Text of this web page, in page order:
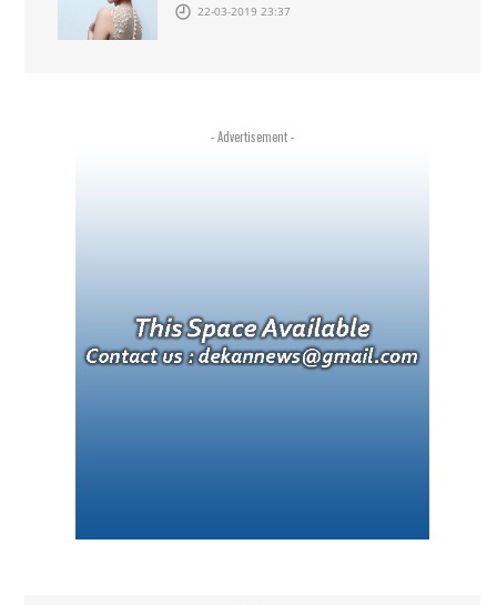
22-03-2019 23:37
- Advertisement -